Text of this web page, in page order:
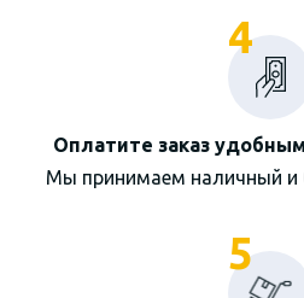
4
Оплатите заказ
Мы принимаем наличный и
5